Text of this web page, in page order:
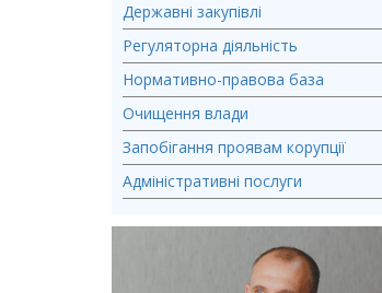
Державні закупівлі
Регуляторна діяльність
Нормативно-правова база
Очищення влади
Запобігання проявам корупції
Адміністративні послуги